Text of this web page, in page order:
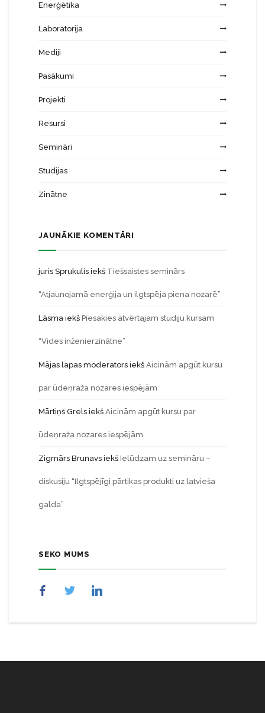
Enerģētika
Laboratorija
Mediji
Pasākumi
Projekti
Resursi
Semināri
Studijas
Zinātne
JAUNĀKIE KOMENTĀRI
juris Sprukulis iekš Tiešsaistes seminārs
“Atjaunojamā enerģija un ilgtspēja piena nozarē”
Lāsma iekš Piesakies atvērtajam studiju kursam
“Vides inženierzinātne”
Mājas lapas moderators iekš Aicinām apgūt kursu
par ūdeņraža nozares iespējām
Mārtiņš Grels iekš Aicinām apgūt kursu par
ūdeņraža nozares iespējām
Zigmārs Brunavs iekš Ielūdzam uz semināru –
diskusiju “Ilgtspējīgi pārtikas produkti uz latvieša
galda”
SEKO MUMS